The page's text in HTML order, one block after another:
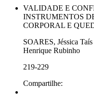
VALIDADE E
INSTRUMENTOS
CORPORAL E
SOARES, Jéssica
Henrique Rubinho
219-229
Compartilhe: